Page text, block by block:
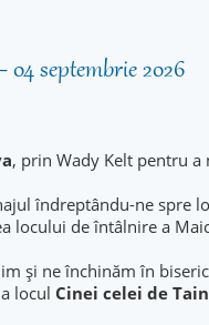
septembrie 2026
, prin Wady Kelt pentru a
îndreptându-ne spre
locului de întâlnire a
și ne închinăm în
locul Cinei celei de